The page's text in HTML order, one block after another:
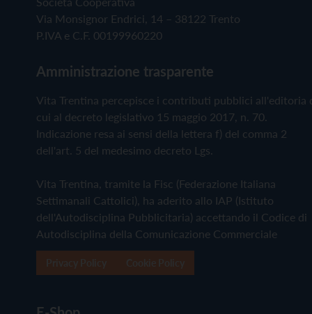
Via Monsignor Endrici, 14 – 38122 Trento
P.IVA e C.F. 00199960220
Amministrazione trasparente
Vita Trentina percepisce i contributi pubblici all'editoria
cui al decreto legislativo 15 maggio 2017, n. 70.
Indicazione resa ai sensi della lettera f) del comma 2
dell'art. 5 del medesimo decreto Lgs.
Vita Trentina, tramite la Fisc (Federazione Italiana
Settimanali Cattolici), ha aderito allo IAP (Istituto
dell'Autodisciplina Pubblicitaria) accettando il Codice di
Autodisciplina della Comunicazione Commerciale